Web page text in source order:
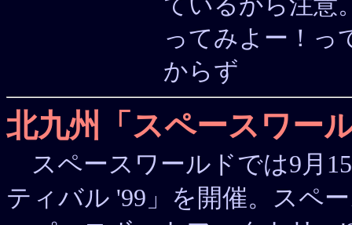
ってみよー！っ
からず
北九州「スペースワー
スペースワールドでは9月
ティバル '99」を開催。スペ